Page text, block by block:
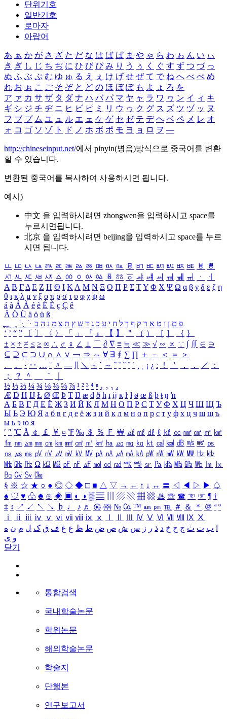
단위기호
일반기호
로마자
아랍어
あ ぁ か が さ ざ た だ な は ば ぱ ま や ゃ ら わ ゎ ん い ぃ
き ぎ し じ ち ぢ に ひ び ぴ み り う ぅ く ぐ す ず つ づ っ
ぬ ふ ぶ ぷ む ゆ ゅ る え ぇ け げ せ ぜ て で ね へ べ ぺ め
れ お ぉ こ ご そ ぞ と ど の ほ ぼ ぽ も よ ょ ろ を
ア ァ カ サ ザ タ ダ ナ ハ バ パ マ ヤ ャ ラ ワ ヮ ン イ ィ キ
ギ シ ジ チ ヂ ニ ヒ ビ ピ ミ リ ウ ゥ ク グ ス ズ ツ ヅ ッ ヌ
フ ブ プ ム ユ ュ ル エ ェ ケ ゲ セ ゼ テ デ ヘ ベ ペ メ レ オ
ォ コ ゴ ソ ゾ ト ド ノ ホ ボ ポ モ ヨ ョ ロ ヲ ―
http://chineseinput.net/에서 pinyin(병음)방식으로 중국어를 변환
할 수 있습니다.
변환된 중국어를 복사하여 사용하시면 됩니다.
예시)
中文 을 입력하시려면 zhongwen을 입력하시고 space를
누르시면됩니다.
北京 을 입력하시려면 beijing을 입력하시고 space를 누르
시면 됩니다.
ㅥ ㅦ ㅧ ㅨ ㅩ ㅪ ㅫ ㅬ ㅭ ㅮ ㅯ ㅰ ㅱ ㅲ ㅳ ㅴ ㅵ ㅶ ㅷ ㅸ
ㅹ
ㅺ ㅻ ㅼ ㅽ ㅾ ㅿ ㆀ ㆁ ㆂ ㆃ ㆄ ㆅ ㆆ ㆇ ㆈ ㆉ ㆊ ㆋ ㆌ ㆍ
ㆎ
Α Β ΓΔ Ε Ζ Η Θ Ι ΚΛ Μ Ν Ξ Ο Π Ρ Σ ΤΥ Φ Χ Ψ Ω α β γ δ ε ζ η
θ ι κ λ μ ν ξ ο π ρ σ τ υ φ χ ψ ω
á à Á À é è É È ç Ç ê
Ä Ö Ü ä ö ü ß
ִֶֹ ֻּ ׁׂ פ ם ן ו ט א ר ק ף ך ל ח י ע כ ג ד ש ץ ת צ מ נ ה ב
‘ ’ “ ” 〔 〕 〈 〉 「 」 『 』 【 】 ＂ （ ） ［ ］ ｛ ｝
± × ÷ ≠ ≤ ≥ ∞ ∴ ♂ ♀ ∠ ⊥ ⌒ ∂ ∇ ≡ ≒ ≪ ≫ √ ∽ ∝ ∵ ∫ ∬ ∈ ∋
⊆ ⊇ ⊂ ⊃ ∪ ∩ ∧ ∨ ￢ ⇒ ⇔ ∀ ∃ ∮ ∑ ∏ ＋ － ＜ ＝
＞
、
。 · ‥ … ¨ 〃 ― ＼ ∼ ´ ～ ˇ ˘ ˝ ˚ ˙ ¸ ¡ ¿ ː ！ ＇ ， ． ／
：
；
？ ＾ ｀
½ ⅓ ⅔ ¼ ¾ ⅛ ⅜ ⅝ ⅞ ¹ ² ³ ⁴ ⁿ ₁ ₂ ₃ ₄
Æ Ð Ħ Ĳ Ł Ø Œ Þ Ŧ Ŋ æ đ ð ħ ı ĳ ĸ ŀ ł ø œ ß þ ŧ ŋ ŉ
А Б В Г Д Е Ё Ж З И Й К Л М Н О П Р С Т У Ф Х Ц Ч Ш Щ Ъ
Ы Ь Э Ю Я а б в г д е ё ж з и й к л м н о п р с т у ф х ц ч ш щ ъ
ы ь э ю я
′ ″ ℃ Å ￠ ￡ ￥ ¤ ℉ ‰ ＄ ％ Ｆ ￦ ㎕ ㎖ ㎗ ℓ ㎘ ㏄ ㎣ ㎤ ㎥ ㎦
㎙ ㎚ ㎛ ㎜ ㎝ ㎞ ㎟ ㎠ ㎡ ㎢ ㏊ ㎍ ㎎ ㎏ ㏏ ㎈ ㎉ ㏈ ㎧ ㎨ ㎰
㎱ ㎲ ㎳ ㎴ ㎵ ㎶ ㎷ ㎸ ㎹ ㎀ ㎁ ㎂ ㎃ ㎄ ㎺ ㎻ ㎽ ㎾ ㎿ ㎐ ㎑
㎒ ㎓ ㎔ Ω ㏀ ㏁ ㎊ ㎋ ㎌ ㏖ ㏅ ㎭ ㎮ ㎯ ㏛ ㎩ ㎪ ㎫ ㎬ ㏝ ㏐
㏓
㏃ ㏉ ㏜ ㏆
§ ※ ☆ ★ ○ ● ◎ ◇ ◆ □ ■ △ ▽ → ← ↑ ↓ ↔ 〓 ◁ ◀ ▷ ▶ ♤
♠ ♡ ♥ ♧ ♣ ⊙ ◈ ▣ ◐ ◑ ▒ ▤ ▨ ▧ ▦ ▩ ♨ ☏ ☎ ☜ ☞ ¶ †
‡ ↕ ↗ ↙ ↖ ↘ ♭ ♩ ♪ ♬ ㉿ ㈜ № ㏇ ™ ㏂ ㏘ ℡ ＃ ＆ ＊ ＠ ª º
ⅰ
ⅱ ⅲ ⅳ ⅴ ⅵ ⅶ ⅷ ⅸ ⅹ Ⅳ Ⅴ Ⅵ Ⅶ Ⅷ Ⅸ Ⅹ
ب ت ث ج ح خ د ذ ر ز س ش ص ض ط ظ ع غ ف ق ک ل م ن ه
و ی
닫기
통합검색
국내학술논문
학위논문
해외학술논문
학술지
단행본
연구보고서